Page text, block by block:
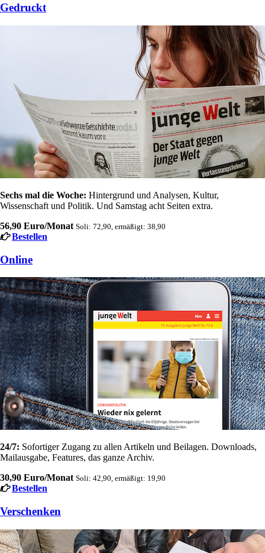
Gedruckt
Sechs mal die Woche: Hintergrund und Analysen, Kultur,
Wissenschaft und Politik. Und Samstag acht Seiten extra.
56,90 Euro/Monat Soli: 72,90, ermäßigt: 38,90
Bestellen
Online
24/7: Sofortiger Zugang zu allen Artikeln und Beilagen. Downloads,
Mailausgabe, Features, das ganze Archiv.
30,90 Euro/Monat Soli: 42,90, ermäßigt: 19,90
Bestellen
Verschenken